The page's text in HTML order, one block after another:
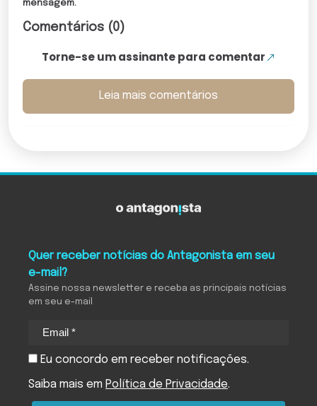
mensagem.
Comentários (0)
Torne-se um assinante para comentar
Leia mais comentários
Quer receber notícias do Antagonista em seu
e-mail?
Assine nossa newsletter e receba as principais notícias
em seu e-mail
Eu concordo em receber notificações.
Saiba mais em Política de Privacidade.